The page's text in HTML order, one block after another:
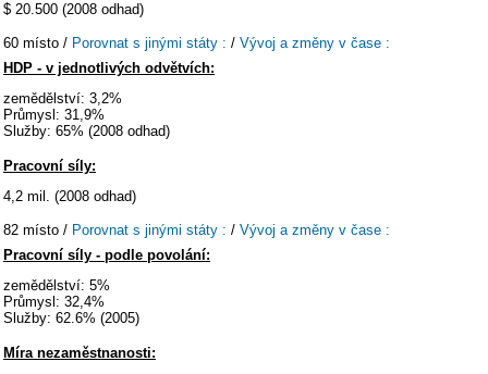
$ 20.500 (2008 odhad)
60 místo / Porovnat s jinými státy : / Vývoj a změny v čase :
HDP - v jednotlivých odvětvích:
zemědělství: 3,2%
Průmysl: 31,9%
Služby: 65% (2008 odhad)
Pracovní síly:
4,2 mil. (2008 odhad)
82 místo / Porovnat s jinými státy : / Vývoj a změny v čase :
Pracovní síly - podle povolání:
zemědělství: 5%
Průmysl: 32,4%
Služby: 62.6% (2005)
Míra nezaměstnanosti: